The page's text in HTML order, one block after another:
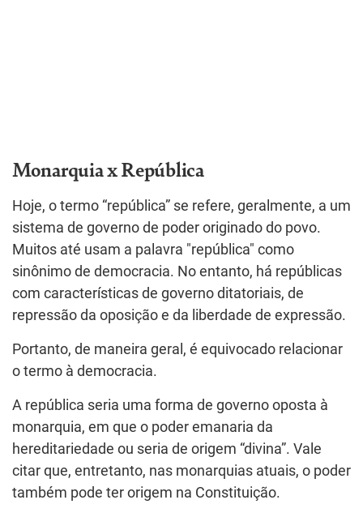
Monarquia x República
Hoje, o termo “república” se refere, geralmente, a um
sistema de governo de poder originado do povo.
Muitos até usam a palavra "república" como
sinônimo de democracia. No entanto, há repúblicas
com características de governo ditatoriais, de
repressão da oposição e da liberdade de expressão.
Portanto, de maneira geral, é equivocado relacionar
o termo à democracia.
A república seria uma forma de governo oposta à
monarquia, em que o poder emanaria da
hereditariedade ou seria de origem “divina”. Vale
citar que, entretanto, nas monarquias atuais, o poder
também pode ter origem na Constituição.